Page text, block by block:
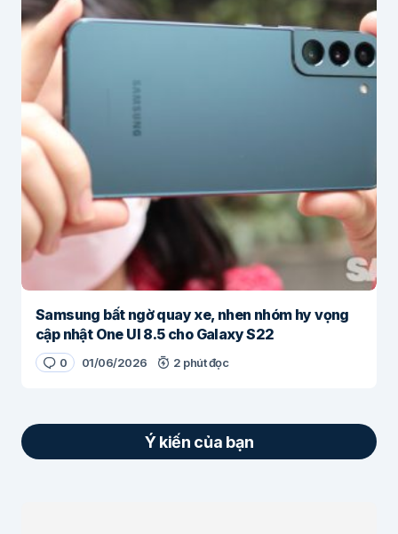
Samsung bất ngờ quay xe, nhen nhóm hy vọng
cập nhật One UI 8.5 cho Galaxy S22
0 01/06/2026 2 phút đọc
Ý kiến của bạn